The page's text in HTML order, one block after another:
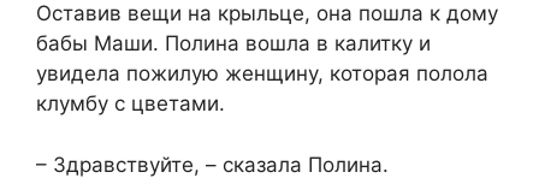
Оставив вещи на крыльце, она пошла к дому
бабы Маши. Полина вошла в калитку и
увидела пожилую женщину, которая полола
клумбу с цветами.
– Здравствуйте, – сказала Полина.